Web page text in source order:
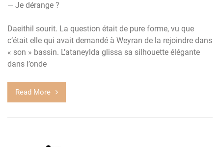
— Je dérange ?
Daeithil sourit. La question était de pure forme, vu que
c’était elle qui avait demandé à Weyran de la rejoindre dans
« son » bassin. L’ataneylda glissa sa silhouette élégante
dans l’onde
Read More